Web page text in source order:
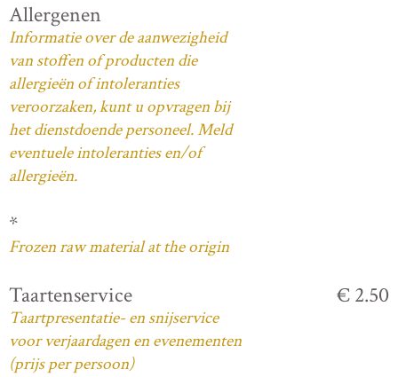
Allergenen
Informatie over de aanwezigheid
van stoffen of producten die
allergieën of intoleranties
veroorzaken, kunt u opvragen bij
het dienstdoende personeel. Meld
eventuele intoleranties en/of
allergieën.
*
Frozen raw material at the origin
Taartenservice
Taartpresentatie- en snijservice
voor verjaardagen en evenementen
(prijs per persoon)
€ 2.50